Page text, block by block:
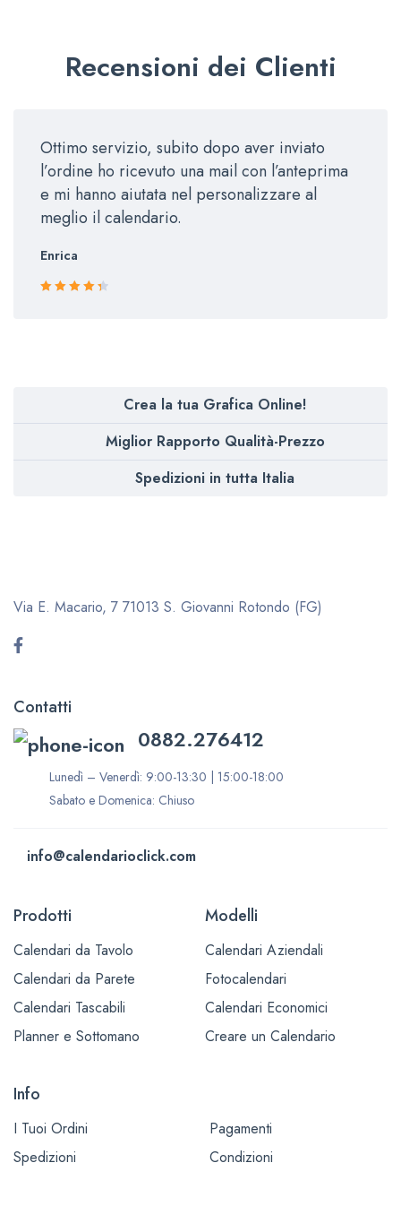
Recensioni dei Clienti
Ottimo servizio, subito dopo aver inviato
l’ordine ho ricevuto una mail con l’anteprima
e mi hanno aiutata nel personalizzare al
meglio il calendario.
Enrica
Crea la tua Grafica Online!
Miglior Rapporto Qualità-Prezzo
Spedizioni in tutta Italia
Via E. Macario, 7 71013 S. Giovanni Rotondo (FG)
Contatti
0882.276412
Lunedì – Venerdì: 9:00-13:30 | 15:00-18:00
Sabato e Domenica: Chiuso
info@calendarioclick.com
Prodotti
Calendari da Tavolo
Calendari da Parete
Calendari Tascabili
Planner e Sottomano
Modelli
Calendari Aziendali
Fotocalendari
Calendari Economici
Creare un Calendario
Info
I Tuoi Ordini
Pagamenti
Spedizioni
Condizioni